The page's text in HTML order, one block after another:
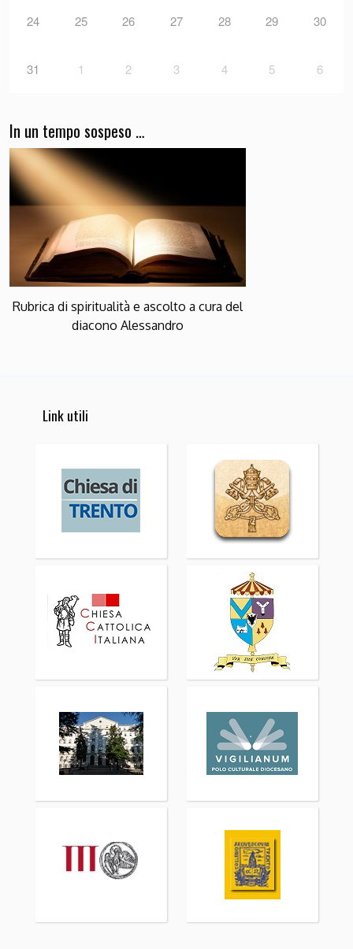
24 25 26 27 28 29 30
31 1 2 3 4 5 6
In un tempo sospeso …
Rubrica di spiritualità e ascolto a cura del
diacono Alessandro
Link utili